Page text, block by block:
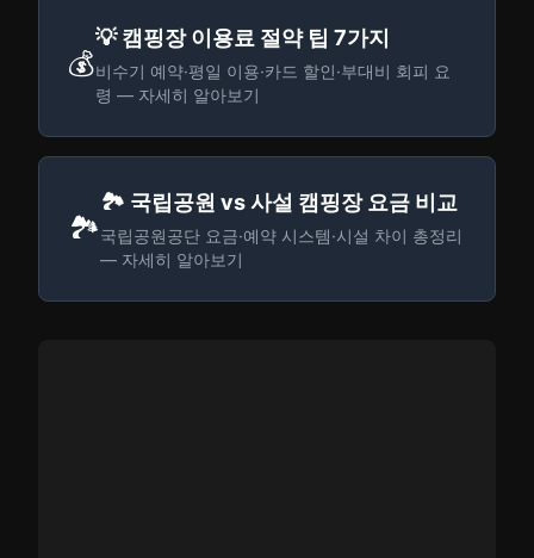
💰
💡 캠핑장 이용료 절약 팁 7가지
비수기 예약·평일 이용·카드 할인·부대비 회피 요
령 — 자세히 알아보기
🏞️
🏞️ 국립공원 vs 사설 캠핑장 요금 비교
국립공원공단 요금·예약 시스템·시설 차이 총정리
— 자세히 알아보기